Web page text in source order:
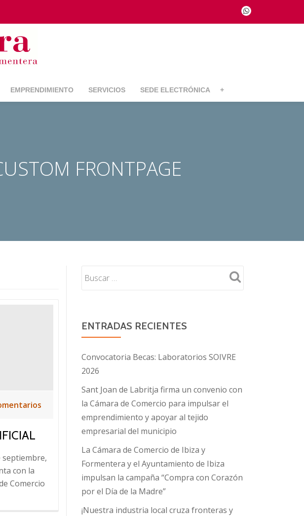
fa-
whatsapp
EMPRENDIMIENTO SERVICIOS SEDE ELECTRÓNICA +
FRONTPAGE
septiembre,
con la
Comercio
ENTRADAS RECIENTES
Convocatoria Becas: Laboratorios SOIVRE
2026
Sant Joan de Labritja firma un convenio con
la Cámara de Comercio para impulsar el
emprendimiento y apoyar al tejido
empresarial del municipio
La Cámara de Comercio de Ibiza y
Formentera y el Ayuntamiento de Ibiza
impulsan la campaña “Compra con Corazón
por el Día de la Madre”
¡Nuestra industria local cruza fronteras y